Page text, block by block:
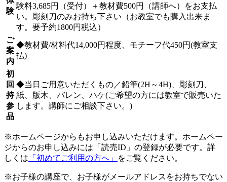
験
験料3,685円（受付）＋教材費500円（講師へ）をお支払
い。彫刻刀のみお持ち下さい（お教室でも購入出来ま
す。要予約1800円税込）
ご
案
内
◆教材費/材料代14,000円程度、モチーフ代450円(教室支
払)
初
回
持
参
品
◆当日ご用意いただくもの／鉛筆(2H～4H)、彫刻刀、
紙、版木、バレン、ハケ(ご希望の方には教室で販売いた
します。講師にご相談下さい。)
※ホームページからもお申し込みいただけます。ホームペー
ジからのお申し込みには「読売ID」の登録が必要です。詳
しくは 「初めてご利用の方へ」 をご覧ください。
※お子様の講座で、お子様がメールアドレスをお持ちでない